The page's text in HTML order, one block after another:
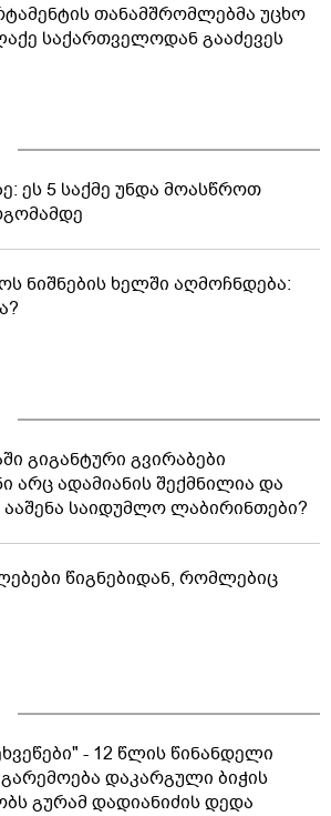
თანამშრომლებმა უცხო
საქართველოდან გააძევეს
ეს 5 საქმე უნდა მოასწროთ
ნიშნების ხელში აღმოჩნდება:
გიგანტური გვირაბები
არც ადამიანის შექმნილია და
ააშენა საიდუმლო ლაბირინთები?
წიგნებიდან, რომლებიც
- 12 წლის წინანდელი
დაკარგული ბიჭის
გურამ დადიანიძის დედა